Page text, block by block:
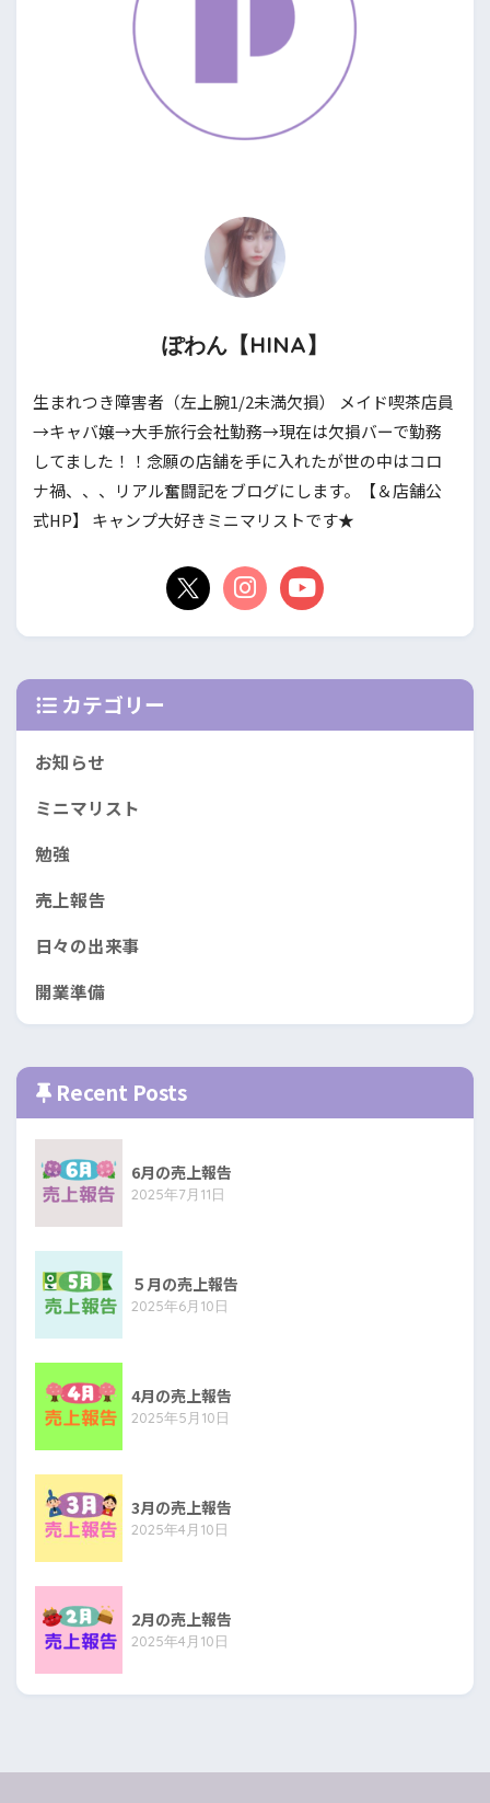
ぽわん【HINA】
生まれつき障害者（左上腕1/2未満欠損） メイド喫茶店員
→キャバ嬢→大手旅行会社勤務→現在は欠損バーで勤務
してました！！念願の店舗を手に入れたが世の中はコロ
ナ禍、、、リアル奮闘記をブログにします。【＆店舗公
式HP】 キャンプ大好きミニマリストです★
カテゴリー
お知らせ
ミニマリスト
勉強
売上報告
日々の出来事
開業準備
Recent Posts
6月の売上報告
2025年7月11日
５月の売上報告
2025年6月10日
4月の売上報告
2025年5月10日
3月の売上報告
2025年4月10日
2月の売上報告
2025年4月10日